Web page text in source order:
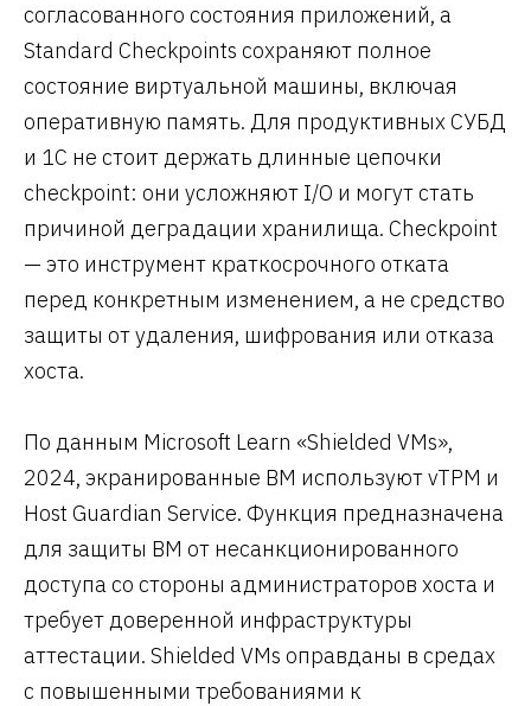
согласованного состояния приложений, а
Standard Checkpoints сохраняют полное
состояние виртуальной машины, включая
оперативную память. Для продуктивных СУБД
и 1С не стоит держать длинные цепочки
checkpoint: они усложняют I/O и могут стать
причиной деградации хранилища. Checkpoint
— это инструмент краткосрочного отката
перед конкретным изменением, а не средство
защиты от удаления, шифрования или отказа
хоста.
По данным Microsoft Learn «Shielded VMs»,
2024, экранированные ВМ используют vTPM и
Host Guardian Service. Функция предназначена
для защиты ВМ от несанкционированного
доступа со стороны администраторов хоста и
требует доверенной инфраструктуры
аттестации. Shielded VMs оправданы в средах
с повышенными требованиями к